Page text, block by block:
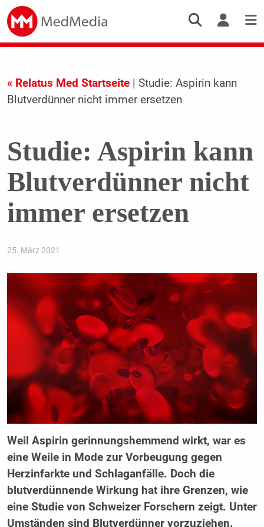
« Relatus Med Startseite| Studie: Aspirin kann
Blutverdünner nicht immer ersetzen
Studie: Aspirin kann
Blutverdünner nicht
immer ersetzen
25. März 2021
Weil Aspirin gerinnungshemmend wirkt, war es
eine Weile in Mode zur Vorbeugung gegen
Herzinfarkte und Schlaganfälle. Doch die
blutverdünnende Wirkung hat ihre Grenzen, wie
eine Studie von Schweizer Forschern zeigt. Unter
Umständen sind Blutverdünner vorzuziehen.